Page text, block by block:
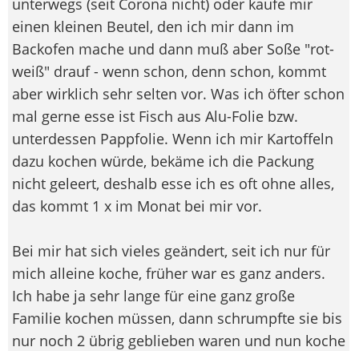
unterwegs (seit Corona nicht) oder kaufe mir
einen kleinen Beutel, den ich mir dann im
Backofen mache und dann muß aber Soße "rot-
weiß" drauf - wenn schon, denn schon, kommt
aber wirklich sehr selten vor. Was ich öfter schon
mal gerne esse ist Fisch aus Alu-Folie bzw.
unterdessen Pappfolie. Wenn ich mir Kartoffeln
dazu kochen würde, bekäme ich die Packung
nicht geleert, deshalb esse ich es oft ohne alles,
das kommt 1 x im Monat bei mir vor.
Bei mir hat sich vieles geändert, seit ich nur für
mich alleine koche, früher war es ganz anders.
Ich habe ja sehr lange für eine ganz große
Familie kochen müssen, dann schrumpfte sie bis
nur noch 2 übrig geblieben waren und nun koche